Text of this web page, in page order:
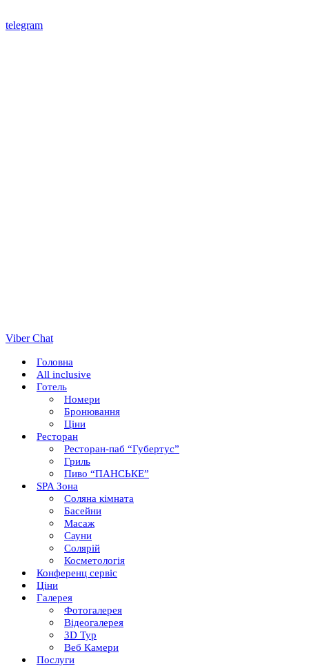
telegram
Viber Chat
Головна
All inclusive
Готель
Номери
Бронювання
Ціни
Ресторан
Ресторан-паб “Губертус”
Гриль
Пиво “ПАНСЬКЕ”
SPA Зона
Соляна кімната
Басейни
Масаж
Сауни
Солярій
Косметологія
Конференц сервіс
Ціни
Галерея
Фотогалерея
Відеогалерея
3D Тур
Веб Камери
Послуги